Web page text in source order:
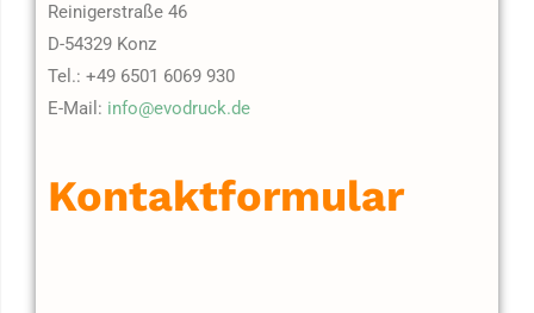
Reinigerstraße 46
D-54329 Konz
Tel.: +49 6501 6069 930
E-Mail: info@evodruck.de
Kontaktformular